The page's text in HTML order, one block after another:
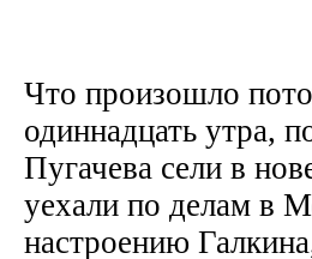
Что произошло
одиннадцать утра,
Пугачева сели в
уехали по делам в
настроению